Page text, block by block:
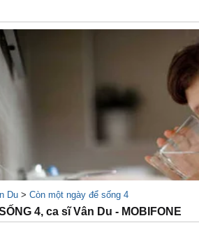
Du > Còn một ngày để sống 4
4, ca sĩ Vân Du - MOBIFONE